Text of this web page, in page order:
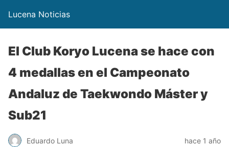
Lucena Noticias
El Club Koryo Lucena se hace con
4 medallas en el Campeonato
Andaluz de Taekwondo Máster y
Sub21
Eduardo Luna hace 1 año